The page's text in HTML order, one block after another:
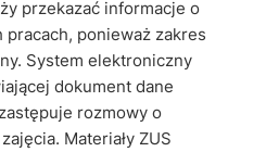
przekazać informacje o
ponieważ zakres
System elektroniczny
dokument dane
rozmowy o
Materiały ZUS